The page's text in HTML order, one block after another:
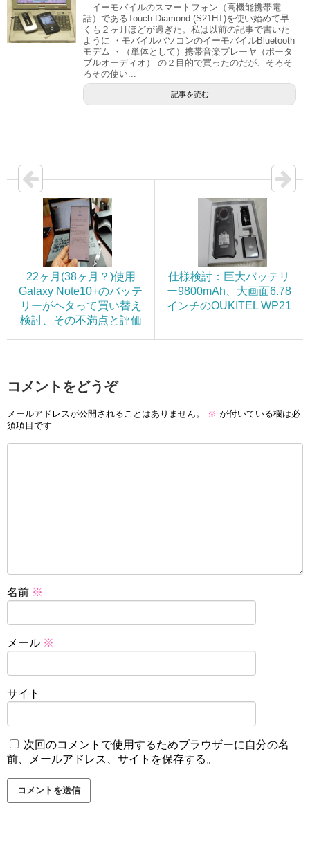
イーモバイルのスマートフォン（高機能携帯電
話）であるTouch Diamond (S21HT)を使い始めて早
くも２ヶ月ほどが過ぎた。私は以前の記事で書いた
ように ・モバイルパソコンのイーモバイルBluetooth
モデム ・（単体として）携帯音楽プレーヤ（ポータ
ブルオーディオ） の２目的で買ったのだが、そろそ
ろその使い...
記事を読む
22ヶ月(38ヶ月？)使用
Galaxy Note10+のバッテ
リーがヘタって買い替え
検討、その不満点と評価
仕様検討：巨大バッテリ
ー9800mAh、大画面6.78
インチのOUKITEL WP21
コメントをどうぞ
メールアドレスが公開されることはありません。 ※ が付いている欄は必
須項目です
名前 ※
メール ※
サイト
次回のコメントで使用するためブラウザーに自分の名
前、メールアドレス、サイトを保存する。